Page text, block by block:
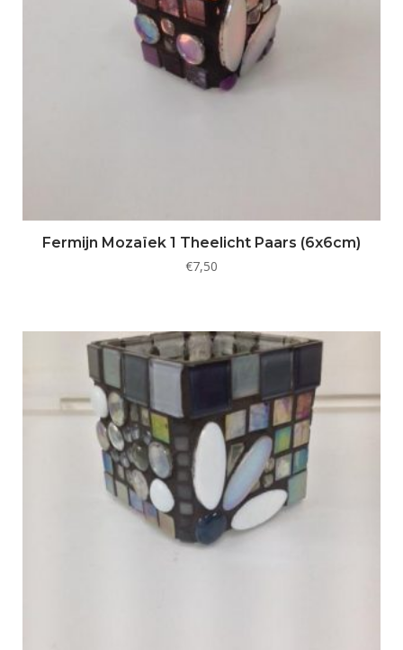
Fermijn Mozaïek 1 Theelicht Paars (6x6cm)
€7,50